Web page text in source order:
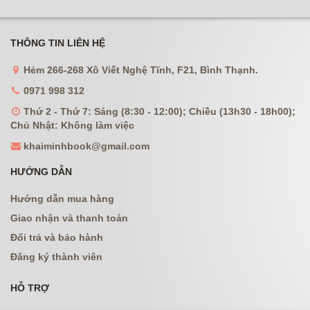
THÔNG TIN LIÊN HỆ
Hẻm 266-268 Xô Viết Nghệ Tĩnh, F21, Bình Thạnh.
0971 998 312
Thứ 2 - Thứ 7: Sáng (8:30 - 12:00); Chiều (13h30 - 18h00);
Chủ Nhật: Không làm việc
khaiminhbook@gmail.com
HƯỚNG DẪN
Hướng dẫn mua hàng
Giao nhận và thanh toán
Đổi trả và bảo hành
Đăng ký thành viên
HỖ TRỢ